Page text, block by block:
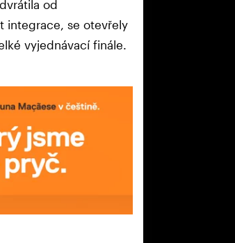
od
integrace, se otevřely
vyjednávací finále.